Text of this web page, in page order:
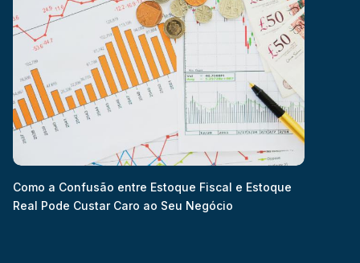
Como a Confusão entre Estoque Fiscal e Estoque
Real Pode Custar Caro ao Seu Negócio